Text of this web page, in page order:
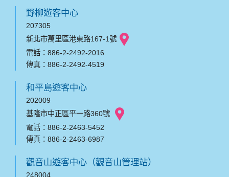
野柳遊客中心
207305
新北市萬里區港東路167-1號
電話：886-2-2492-2016
傳真：886-2-2492-4519
和平島遊客中心
202009
基隆市中正區平一路360號
電話：886-2-2463-5452
傳真：886-2-2463-6987
觀音山遊客中心（觀音山管理站）
248004